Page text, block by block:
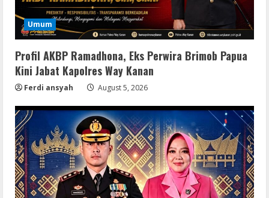
Umum
Profil AKBP Ramadhona, Eks Perwira Brimob Papua
Kini Jabat Kapolres Way Kanan
Ferdi ansyah August 5, 2026
2
Img
Office 365 Professional Plus ISO File
Multilanguage
3
Movies
𝐘𝐢𝐟𝐲 𝐌𝐨𝐯𝐢𝐞𝐬 Magnet
August 8, 2026
Resettools
Vpn One Click Cracked x86-x64 [no
Virus]